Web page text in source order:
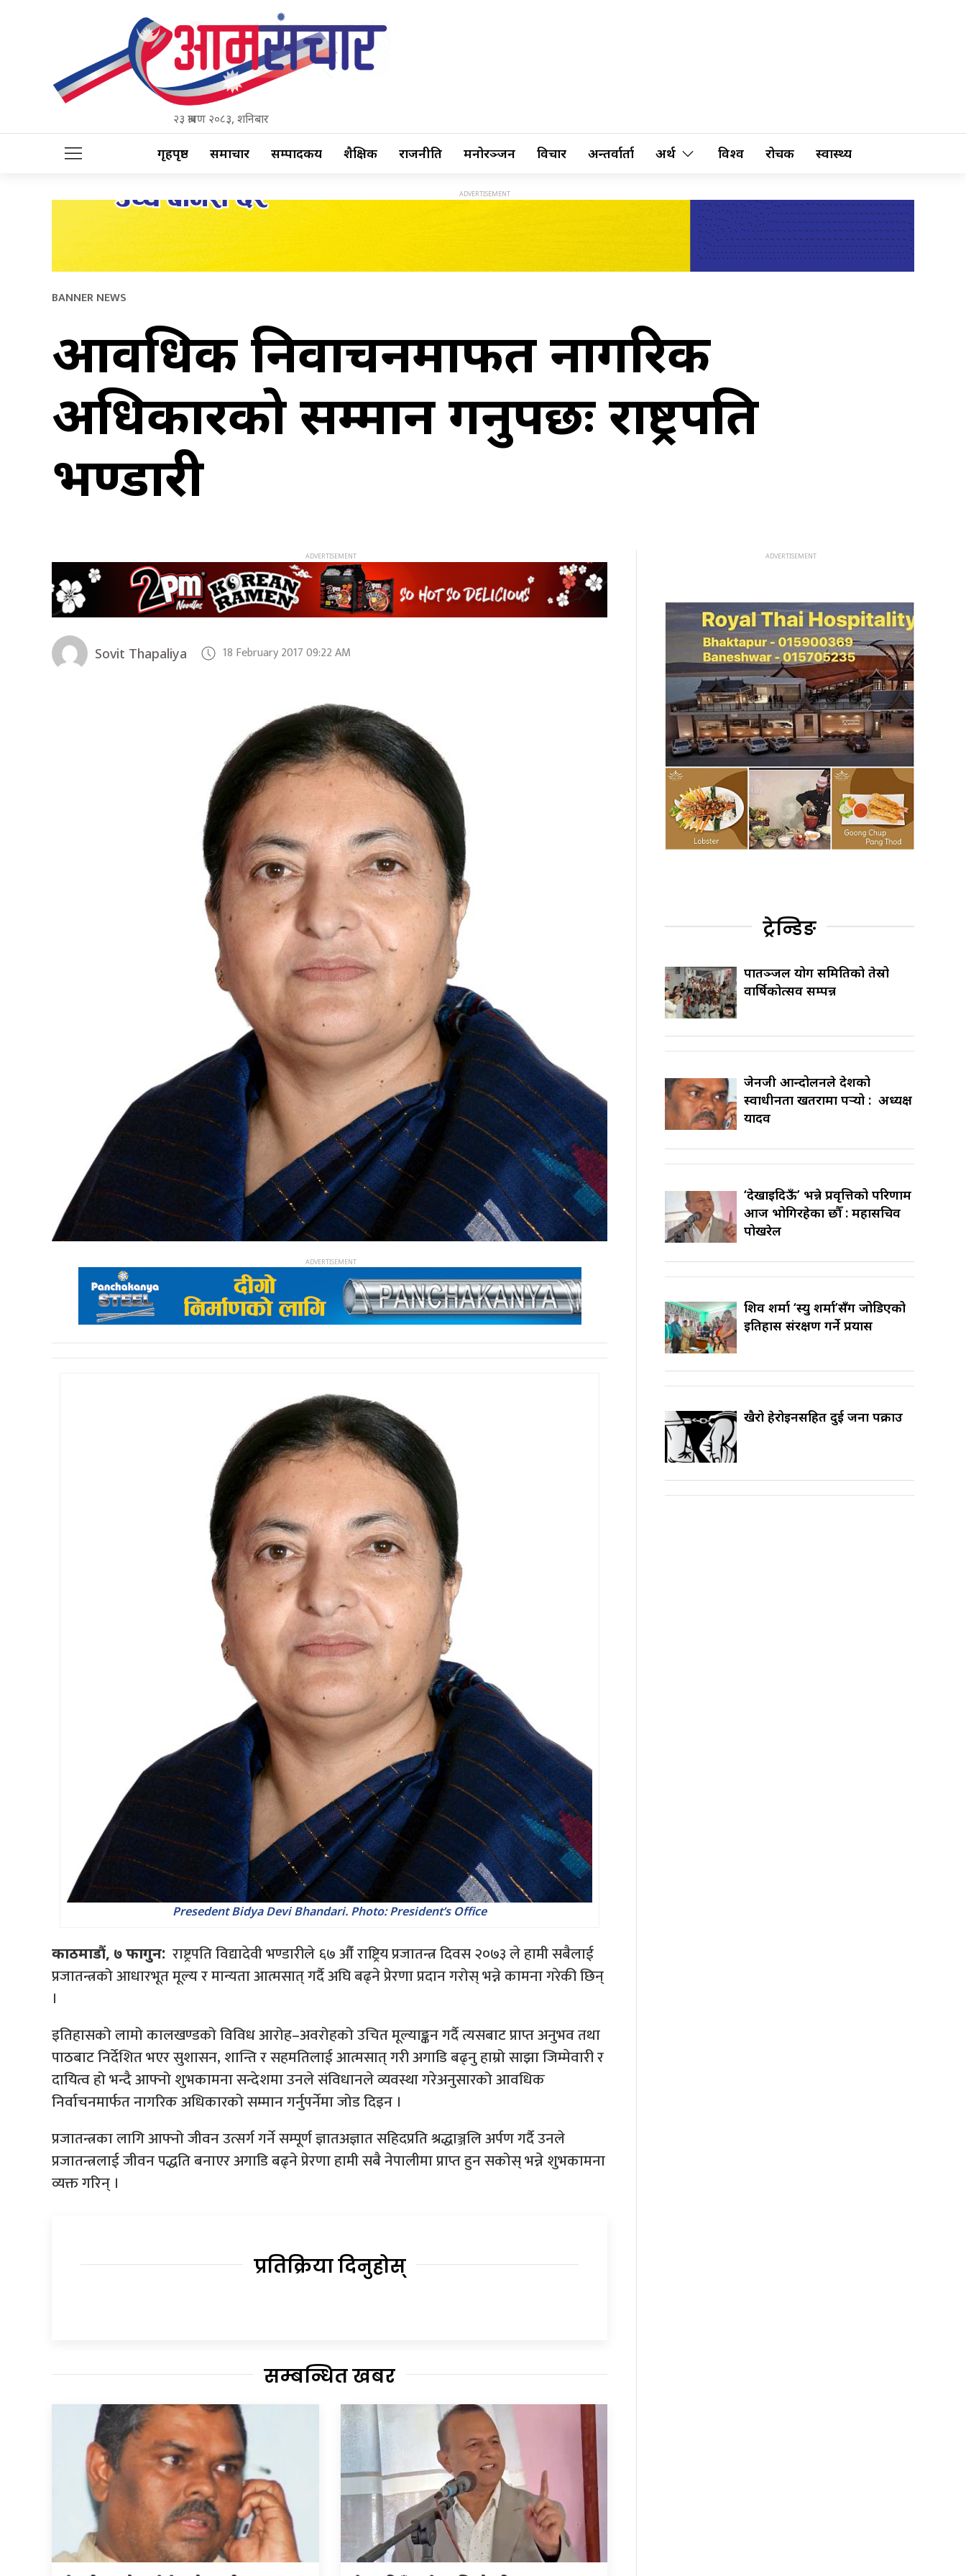
२३ श्रावण २०८३, शनिबार
गृहपृष्ठ समाचार सम्पादकीय शैक्षिक राजनीति मनोरञ्जन विचार अन्तर्वार्ता अर्थ विश्व रोचक स्वास्थ्य
BANNER NEWS
आवधिक निर्वाचनमार्फत नागरिक
अधिकारको सम्मान गर्नुपर्छः राष्ट्रपति
भण्डारी
Sovit Thapaliya 18 February 2017 09:22 AM
Presedent Bidya Devi Bhandari. Photo: President’s Office
काठमाडौं, ७ फागुन: राष्ट्रपति विद्यादेवी भण्डारीले ६७ औँ राष्ट्रिय प्रजातन्त्र दिवस २०७३ ले हामी सबैलाई
प्रजातन्त्रको आधारभूत मूल्य र मान्यता आत्मसात् गर्दै अघि बढ्ने प्रेरणा प्रदान गरोस् भन्ने कामना गरेकी छिन्
।
इतिहासको लामो कालखण्डको विविध आरोह–अवरोहको उचित मूल्याङ्कन गर्दै त्यसबाट प्राप्त अनुभव तथा
पाठबाट निर्देशित भएर सुशासन, शान्ति र सहमतिलाई आत्मसात् गरी अगाडि बढ्नु हाम्रो साझा जिम्मेवारी र
दायित्व हो भन्दै आफ्नो शुभकामना सन्देशमा उनले संविधानले व्यवस्था गरेअनुसारको आवधिक
निर्वाचनमार्फत नागरिक अधिकारको सम्मान गर्नुपर्नेमा जोड दिइन ।
प्रजातन्त्रका लागि आफ्नो जीवन उत्सर्ग गर्ने सम्पूर्ण ज्ञातअज्ञात सहिदप्रति श्रद्धाञ्जलि अर्पण गर्दै उनले
प्रजातन्त्रलाई जीवन पद्धति बनाएर अगाडि बढ्ने प्रेरणा हामी सबै नेपालीमा प्राप्त हुन सकोस् भन्ने शुभकामना
व्यक्त गरिन् ।
प्रतिक्रिया दिनुहोस्
सम्बन्धित खबर
ट्रेन्डिङ
पातञ्जल योग समितिको तेस्रो
वार्षिकोत्सव सम्पन्न
जेनजी आन्दोलनले देशको
स्वाधीनता खतरामा पर्‍यो : अध्यक्ष
यादव
‘देखाइदिऊँ’ भन्ने प्रवृत्तिको परिणाम
आज भोगिरहेका छौँ : महासचिव
पोखरेल
शिव शर्मा ‘स्यु शर्मा’सँग जोडिएको
इतिहास संरक्षण गर्ने प्रयास
खैरो हेरोइनसहित दुई जना पक्राउ